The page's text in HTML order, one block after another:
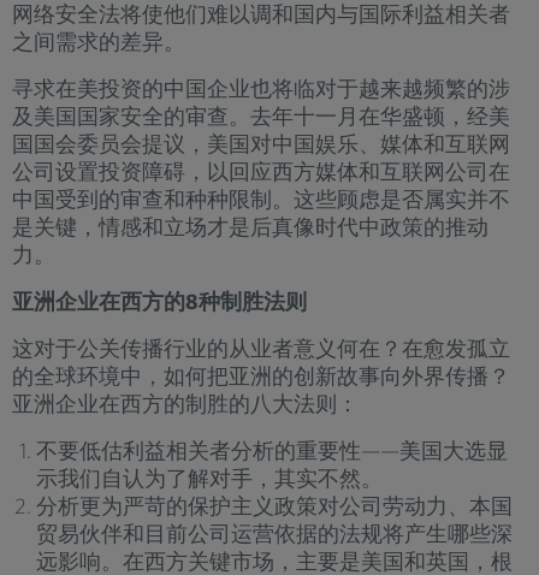
网络安全法将使他们难以调和国内与国际利益相关者
之间需求的差异。
寻求在美投资的中国企业也将临对于越来越频繁的涉
及美国国家安全的审查。去年十一月在华盛顿，经美
国国会委员会提议，美国对中国娱乐、媒体和互联网
公司设置投资障碍，以回应西方媒体和互联网公司在
中国受到的审查和种种限制。这些顾虑是否属实并不
是关键，情感和立场才是后真像时代中政策的推动
力。
亚洲企业在西方的8种制胜法则
这对于公关传播行业的从业者意义何在？在愈发孤立
的全球环境中，如何把亚洲的创新故事向外界传播？
亚洲企业在西方的制胜的八大法则：
不要低估利益相关者分析的重要性——美国大选显
示我们自认为了解对手，其实不然。
分析更为严苛的保护主义政策对公司劳动力、本国
贸易伙伴和目前公司运营依据的法规将产生哪些深
远影响。在西方关键市场，主要是美国和英国，根